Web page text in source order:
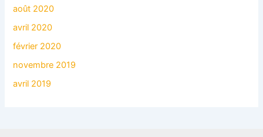
août 2020
avril 2020
février 2020
novembre 2019
avril 2019